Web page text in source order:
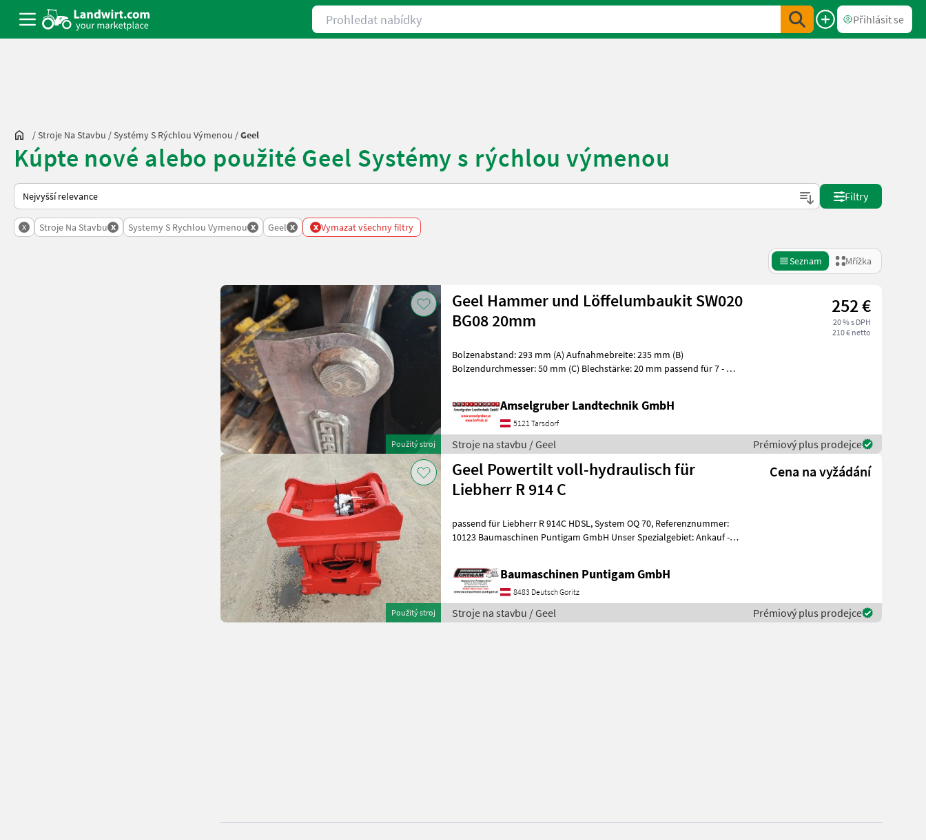
Prohledat nabídky
Přihlásit se
/Stroje Na Stavbu /Systémy S Rýchlou Výmenou /Geel
Kúpte nové alebo použité Geel Systémy s rýchlou výmenou
Takto se řadí nabídky na Landwirt.com
Filtry
x Stroje Na Stavbu x Systemy S Rychlou Vymenou x Geel x x Vymazat všechny filtry
Seznam Mřížka
Použitý stroj
Geel Hammer und Löffelumbaukit SW020
BG08 20mm
252 €
20 % s DPH
210 € netto
Bolzenabstand: 293 mm (A) Aufnahmebreite: 235 mm (B)
Bolzendurchmesser: 50 mm (C) Blechstärke: 20 mm passend für 7 - 10
Amselgruber Landtechnik GmbH
5121 Tarsdorf
Stroje na stavbu / Geel Prémiový plus prodejce
Použitý stroj
Geel Powertilt voll-hydraulisch für
Liebherr R 914 C
Cena na vyžádání
passend für Liebherr R 914C HDSL, System OQ 70, Referenznummer:
10123 Baumaschinen Puntigam GmbH Unser Spezialgebiet: Ankauf -
Baumaschinen Puntigam GmbH
8483 Deutsch Goritz
Stroje na stavbu / Geel Prémiový plus prodejce